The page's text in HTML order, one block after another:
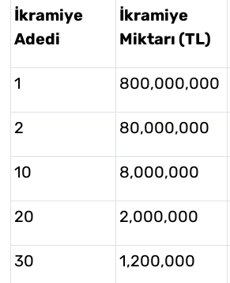
İkramiye
Adedi
İkramiye
Miktarı (TL)
1 800,000,000
2 80,000,000
10 8,000,000
20 2,000,000
30 1,200,000